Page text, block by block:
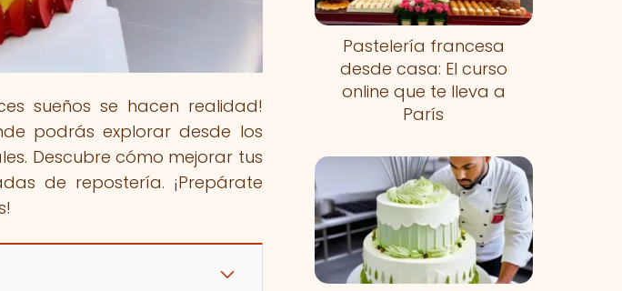
sueños se hacen realidad!
podrás explorar desde los
Descubre cómo mejorar tus
de repostería. ¡Prepárate
Pastelería francesa
desde casa: El curso
online que te lleva a
París